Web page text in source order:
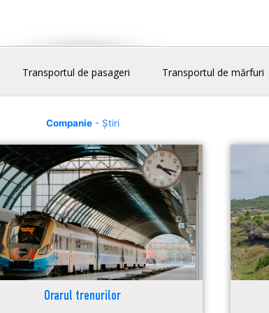
Transportul de pasageri Transportul de mărfuri
Companie- Știri
Orarul trenurilor